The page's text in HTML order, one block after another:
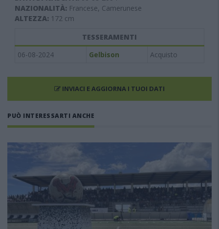
NAZIONALITÀ: Francese, Camerunese
ALTEZZA: 172 cm
TESSERAMENTI
06-08-2024
Gelbison Acquisto
INVIACI E AGGIORNA I TUOI DATI
PUÒ INTERESSARTI ANCHE